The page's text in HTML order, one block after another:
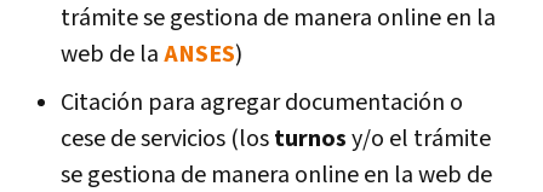
trámite se gestiona de manera online en la
web de laANSES)
Citación para agregar documentación o
cese de servicios (losturnosy/o el trámite
se gestiona de manera online en la web de